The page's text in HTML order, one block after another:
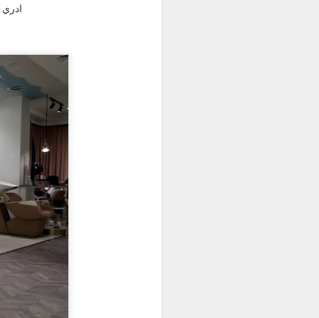
نبدي في منطقه أنا احبها ، أنسي
أيام بالفندق . تبعد عن منطقتنا نص
ساعه تقريبا ، احنا قراب من جنيڤ ،
فاذا كنتوا في جنيف راح تكون نفس
المسافه ، أول ما نوصل نوقف في
Courier
ناكل كرواسانه أو كيكه و نمر چم
محل قبل لا نطلع بره إلى المدينه